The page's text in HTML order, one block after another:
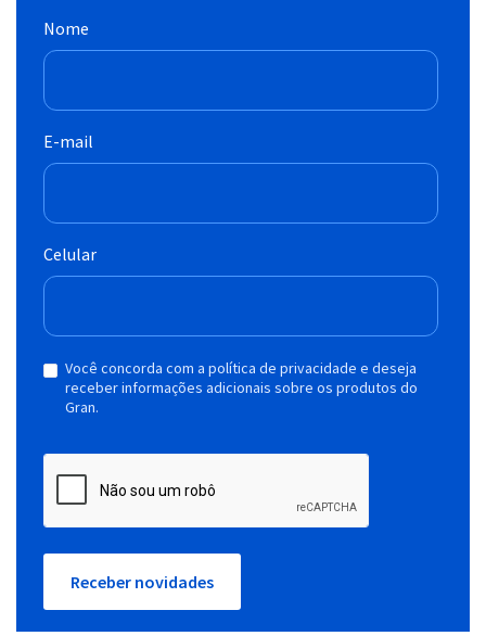
Nome
E-mail
Celular
Você concorda com a política de privacidade e deseja
receber informações adicionais sobre os produtos do
Gran.
Receber novidades